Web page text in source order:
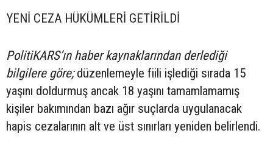
YENİ CEZA HÜKÜMLERİ GETİRİLDİ
PolitiKARS’ın haber kaynaklarından derlediği
bilgilere göre;düzenlemeyle fiili işlediği sırada 15
yaşını doldurmuş ancak 18 yaşını tamamlamamış
kişiler bakımından bazı ağır suçlarda uygulanacak
hapis cezalarının alt ve üst sınırları yeniden belirlendi.